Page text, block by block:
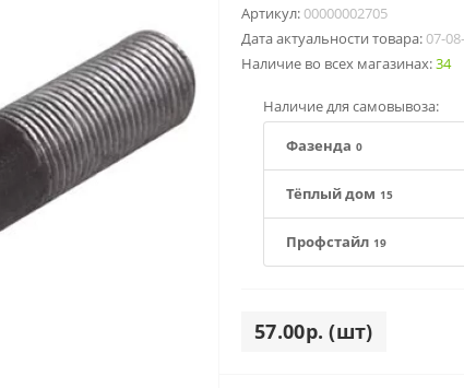
Артикул:00000002705
Дата актуальности товара:07-
Наличие во всех магазинах:34
Наличие для самовывоза:
Фазенда 0
Тёплый дом 15
Профстайл 19
57.00р. (шт)